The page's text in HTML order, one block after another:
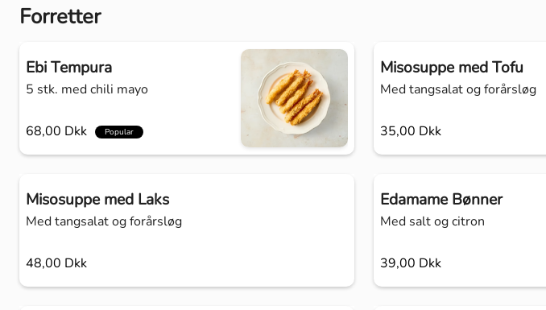
Forretter
Ebi Tempura
5 stk. med chili mayo
68,00 Dkk Popular
Misosuppe med Tofu
Med tangsalat og forårsløg
35,00 Dkk
Misosuppe med Laks
Med tangsalat og forårsløg
48,00 Dkk
Edamame Bønner
Med salt og citron
39,00 Dkk